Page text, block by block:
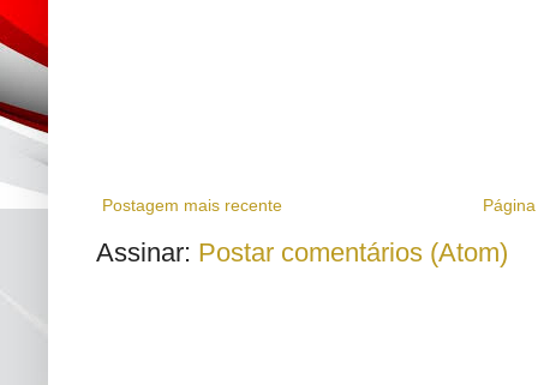
Postagem mais recente
Assinar: Postar comentários (Atom)